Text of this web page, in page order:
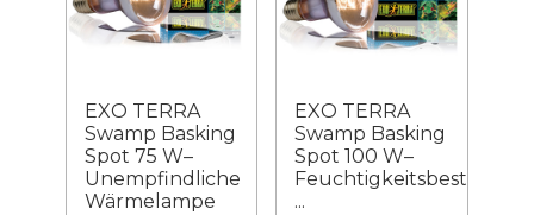
EXO TERRA
Swamp Basking
Spot 75 W–
Unempfindliche
Wärmelampe
EXO TERRA
Swamp Basking
Spot 100 W–
Feuchtigkeitsbeständige
...